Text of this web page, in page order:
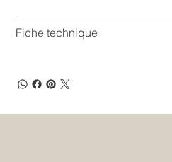
Fiche technique